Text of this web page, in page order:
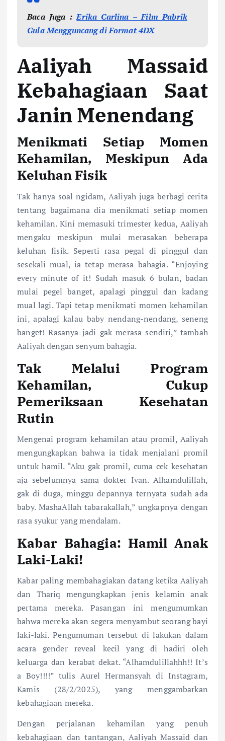
Baca Juga :Erika Carlina – FilmPabrik
GulaMengguncang di Format 4DX
Aaliyah Massaid
Kebahagiaan Saat
Janin Menendang
Menikmati Setiap Momen
Kehamilan, Meskipun Ada
Keluhan Fisik
Tak hanya soal ngidam, Aaliyah juga berbagi cerita
tentang bagaimana dia menikmati setiap momen
kehamilan. Kini memasuki trimester kedua, Aaliyah
mengaku meskipun mulai merasakan beberapa
keluhan fisik. Seperti rasa pegal di pinggul dan
sesekali mual, ia tetap merasa bahagia. “Enjoying
every minute of it! Sudah masuk 6 bulan, badan
mulai pegel banget, apalagi pinggul dan kadang
mual lagi. Tapi tetap menikmati momen kehamilan
ini, apalagi kalau baby nendang-nendang, seneng
banget! Rasanya jadi gak merasa sendiri,” tambah
Aaliyah dengan senyum bahagia.
Tak Melalui Program
Kehamilan, Cukup
Pemeriksaan Kesehatan
Rutin
Mengenai program kehamilan atau promil, Aaliyah
mengungkapkan bahwa ia tidak menjalani promil
untuk hamil. “Aku gak promil, cuma cek kesehatan
aja sebelumnya sama dokter Ivan. Alhamdulillah,
gak di duga, minggu depannya ternyata sudah ada
baby. MashaAllah tabarakallah,” ungkapnya dengan
rasa syukur yang mendalam.
Kabar Bahagia: Hamil Anak
Laki-Laki!
Kabar paling membahagiakan datang ketika Aaliyah
dan Thariq mengungkapkan jenis kelamin anak
pertama mereka. Pasangan ini mengumumkan
bahwa mereka akan segera menyambut seorang bayi
laki-laki. Pengumuman tersebut di lakukan dalam
acara gender reveal kecil yang di hadiri oleh
keluarga dan kerabat dekat. “Alhamdulillahhh!! It’s
a Boy!!!!” tulis Aurel Hermansyah di Instagram,
Kamis (28/2/2025), yang menggambarkan
kebahagiaan mereka.
Dengan perjalanan kehamilan yang penuh
kebahagiaan dan tantangan, Aaliyah Massaid dan